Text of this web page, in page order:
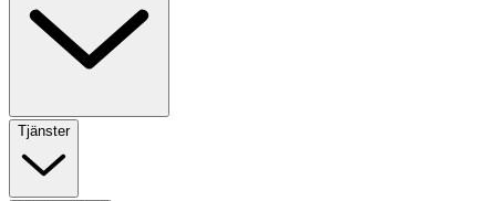
Tjänster